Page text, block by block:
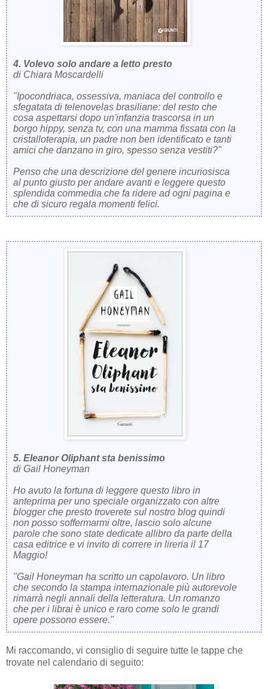
4. Volevo solo andare a letto presto
di Chiara Moscardelli
"Ipocondriaca, ossessiva, maniaca del controllo e
sfegatata di telenovelas brasiliane: del resto che
cosa aspettarsi dopo un'infanzia trascorsa in un
borgo hippy, senza tv, con una mamma fissata con la
cristalloterapia, un padre non ben identificato e tanti
amici che danzano in giro, spesso senza vestiti?"
Penso che una descrizione del genere incuriosisca
al punto giusto per andare avanti e leggere questo
splendida commedia che fa ridere ad ogni pagina e
che di sicuro regala momenti felici.
5. Eleanor Oliphant sta benissimo
di Gail Honeyman
Ho avuto la fortuna di leggere questo libro in
anteprima per uno speciale organizzato con altre
blogger che presto troverete sul nostro blog quindi
non posso soffermarmi oltre, lascio solo alcune
parole che sono state dedicate allibro da parte della
casa editrice e vi invito di correre in lireria il 17
Maggio!
"Gail Honeyman ha scritto un capolavoro. Un libro
che secondo la stampa internazionale più autorevole
rimarrà negli annali della letteratura. Un romanzo
che per i librai è unico e raro come solo le grandi
opere possono essere."
Mi raccomando, vi consiglio di seguire tutte le tappe che
trovate nel calendario di seguito: